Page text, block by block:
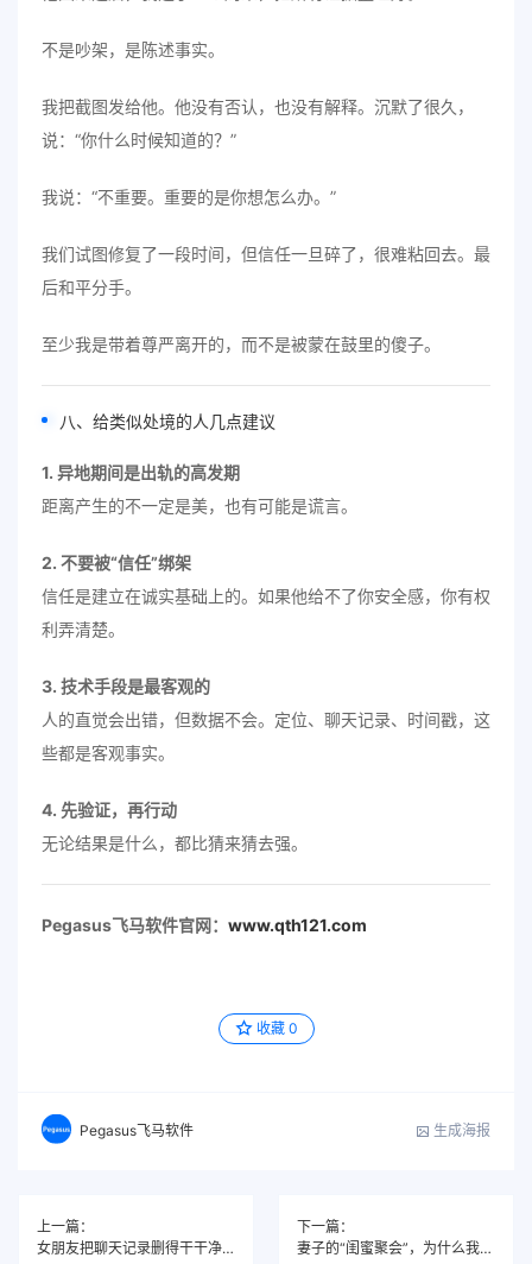
不是吵架，是陈述事实。
我把截图发给他。他没有否认，也没有解释。沉默了很久，
说：“你什么时候知道的？”
我说：“不重要。重要的是你想怎么办。”
我们试图修复了一段时间，但信任一旦碎了，很难粘回去。最
后和平分手。
至少我是带着尊严离开的，而不是被蒙在鼓里的傻子。
八、给类似处境的人几点建议
1. 异地期间是出轨的高发期
距离产生的不一定是美，也有可能是谎言。
2. 不要被“信任”绑架
信任是建立在诚实基础上的。如果他给不了你安全感，你有权
利弄清楚。
3. 技术手段是最客观的
人的直觉会出错，但数据不会。定位、聊天记录、时间戳，这
些都是客观事实。
4. 先验证，再行动
无论结果是什么，都比猜来猜去强。
Pegasus飞马软件官网： www.qth121.com
收藏 0
Pegasus飞马软件 生成海报
上一篇：
女朋友把聊天记录删得干干净净，我偷偷装了监控
下一篇：
妻子的“闺蜜聚会”，为什么我越来越不信了